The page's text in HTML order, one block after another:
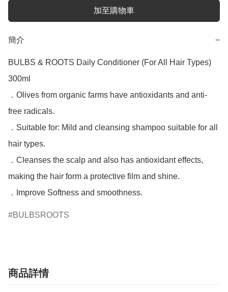
加至購物車
簡介 −
BULBS & ROOTS Daily Conditioner (For All Hair Types)
300ml
．Olives from organic farms have antioxidants and anti-
free radicals.
．Suitable for: Mild and cleansing shampoo suitable for all
hair types.
．Cleanses the scalp and also has antioxidant effects,
making the hair form a protective film and shine.
BULBSROOTS
商品詳情